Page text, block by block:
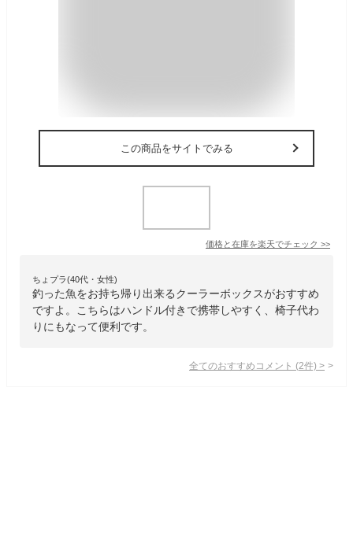
この商品をサイトでみる
価格と在庫を楽天でチェック >>
ちょプラ(40代・女性)
釣った魚をお持ち帰り出来るクーラーボックスがおすすめ
ですよ。こちらはハンドル付きで携帯しやすく、椅子代わ
りにもなって便利です。
全てのおすすめコメント (2件) >